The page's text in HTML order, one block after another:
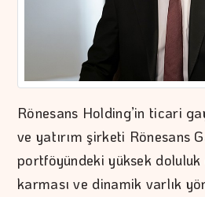
Rönesans Holding’in ticari
ve yatırım şirketi Rönesans
portföyündeki yüksek doluluk
karması ve dinamik varlık